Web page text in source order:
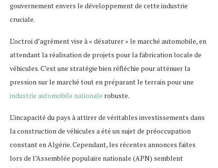
gouvernement envers le développement de cette industrie
cruciale.
L’octroi d’agrément vise à « désaturer » le marché automobile, en
attendant la réalisation de projets pour la fabrication locale de
véhicules. C’est une stratégie bien réfléchie pour atténuer la
pression sur le marché tout en préparant le terrain pour une
industrie automobile nationale robuste.
L’incapacité du pays à attirer de véritables investissements dans
la construction de véhicules a été un sujet de préoccupation
constant en Algérie. Cependant, les récentes annonces faites
lors de l’Assemblée populaire nationale (APN) semblent